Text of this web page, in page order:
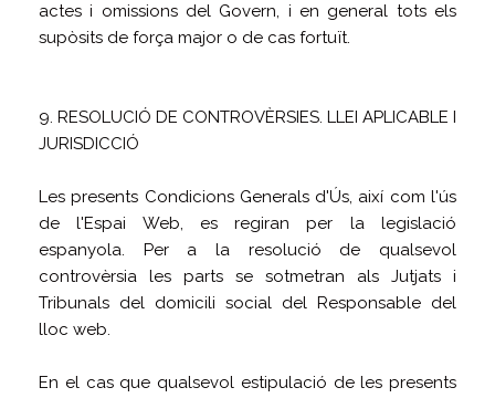
actes i omissions del Govern, i en general tots els
supòsits de força major o de cas fortuït.
9. RESOLUCIÓ DE CONTROVÈRSIES. LLEI APLICABLE I
JURISDICCIÓ
Les presents Condicions Generals d'Ús, així com l'ús
de l'Espai Web, es regiran per la legislació
espanyola. Per a la resolució de qualsevol
controvèrsia les parts se sotmetran als Jutjats i
Tribunals del domicili social del Responsable del
lloc web.
En el cas que qualsevol estipulació de les presents